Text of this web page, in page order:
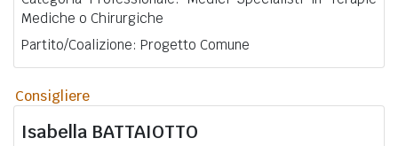
Mediche o Chirurgiche
Partito/Coalizione: Progetto Comune
Consigliere
Isabella BATTAIOTTO